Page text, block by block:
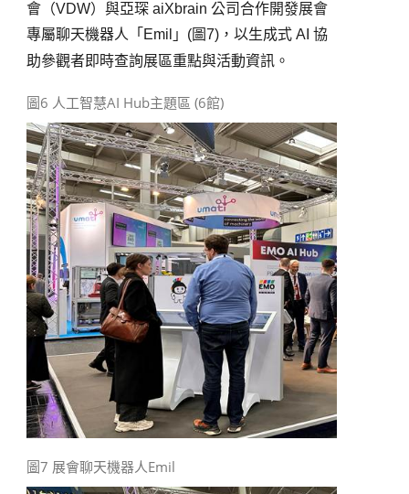
會（VDW）與亞琛 aiXbrain公司合作開發展會
專屬聊天機器人「 Emil 」 (圖7) ，以生成式 AI協
助參觀者即時查詢展區重點與活動資訊。
圖6 人工智慧AI Hub主題區 (6館)
圖7 展會聊天機器人Emil